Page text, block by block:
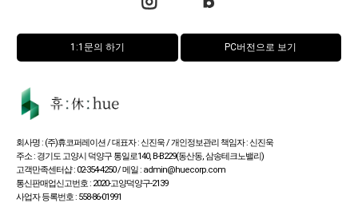
1:1문의 하기 PC버전으로 보기
회사명 : (주)휴코퍼레이션 / 대표자 : 신진욱 / 개인정보관리 책임자 : 신진욱
주소 : 경기도 고양시 덕양구 통일로140, B-B229(동산동, 삼송테크노밸리)
고객만족센터샵 : 02-354-4250 / 메일 : admin@huecorp.com
통신판매업신고번호 : 2020-고양덕양구-2139
사업자 등록번호 : 558-86-01991